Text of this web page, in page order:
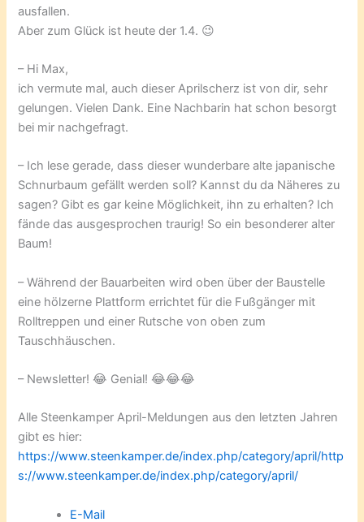
ausfallen.
Aber zum Glück ist heute der 1.4. 😉
– Hi Max,
ich vermute mal, auch dieser Aprilscherz ist von dir, sehr
gelungen. Vielen Dank. Eine Nachbarin hat schon besorgt
bei mir nachgefragt.
– Ich lese gerade, dass dieser wunderbare alte japanische
Schnurbaum gefällt werden soll? Kannst du da Näheres zu
sagen? Gibt es gar keine Möglichkeit, ihn zu erhalten? Ich
fände das ausgesprochen traurig! So ein besonderer alter
Baum!
– Während der Bauarbeiten wird oben über der Baustelle
eine hölzerne Plattform errichtet für die Fußgänger mit
Rolltreppen und einer Rutsche von oben zum
Tauschhäuschen.
– Newsletter! 😂 Genial! 😂😂😂
Alle Steenkamper April-Meldungen aus den letzten Jahren
gibt es hier:
https://www.steenkamper.de/index.php/category/april/http
s://www.steenkamper.de/index.php/category/april/
E-Mail